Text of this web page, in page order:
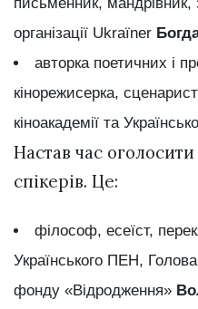
організації Ukraïner
авторка поетичних і
кінорежисерка,
кіноакадемії та
Настав час
спікерів. Це:
філософ, есеїст,
Українського ПЕН,
фонду «Відродження»